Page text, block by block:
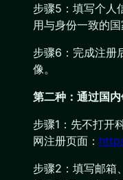
步骤5：填写个人
用与身份一致的国
步骤6：完成注册
像。
第二种：通过国
步骤1：先不打开
网注册页面：
步骤2：填写邮箱